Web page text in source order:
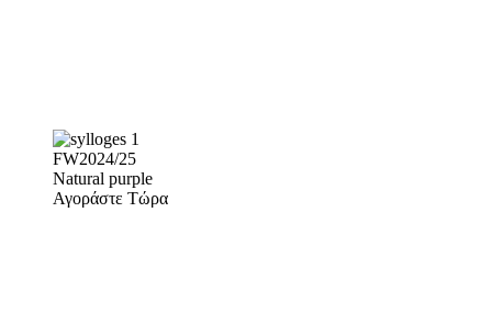
FW2024/25
Natural purple
Αγοράστε Τώρα